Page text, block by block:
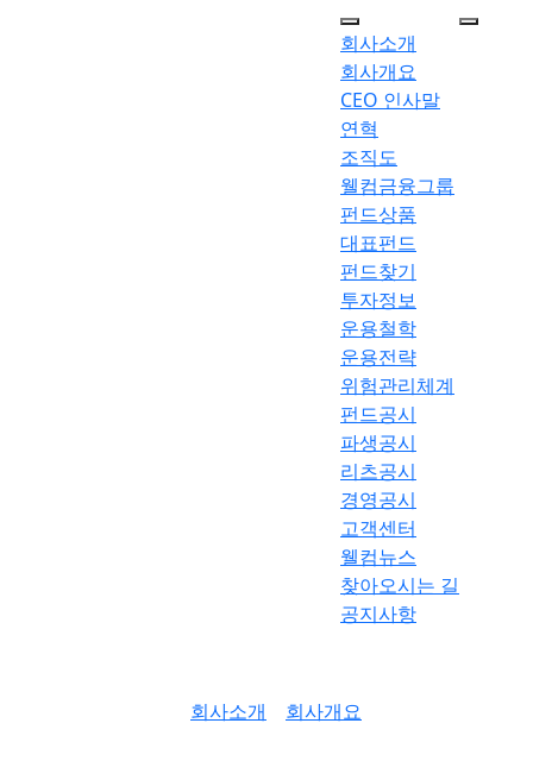
회사소개
회사개요
CEO 인사말
연혁
조직도
웰컴금융그룹
펀드상품
대표펀드
펀드찾기
투자정보
운용철학
운용전략
위험관리체계
펀드공시
파생공시
리츠공시
경영공시
고객센터
웰컴뉴스
찾아오시는 길
공지사항
회사소개 회사개요